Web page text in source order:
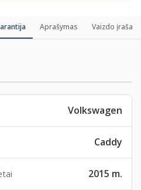
Aprašymas Vaizdo įrašas
Volkswagen
Caddy
2015 m.